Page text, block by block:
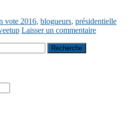
vote 2016, blogueurs, présidentielle
Laisser un commentaire